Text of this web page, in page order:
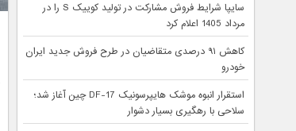
سایپا شرایط فروش مشارکت در تولید کوییک S را در
مرداد 1405 اعلام کرد
کاهش ۹۱ درصدی متقاضیان در طرح فروش جدید ایران
خودرو
استقرار انبوه موشک هایپرسونیک DF-17 چین آغاز شد؛
سلاحی با رهگیری بسیار دشوار